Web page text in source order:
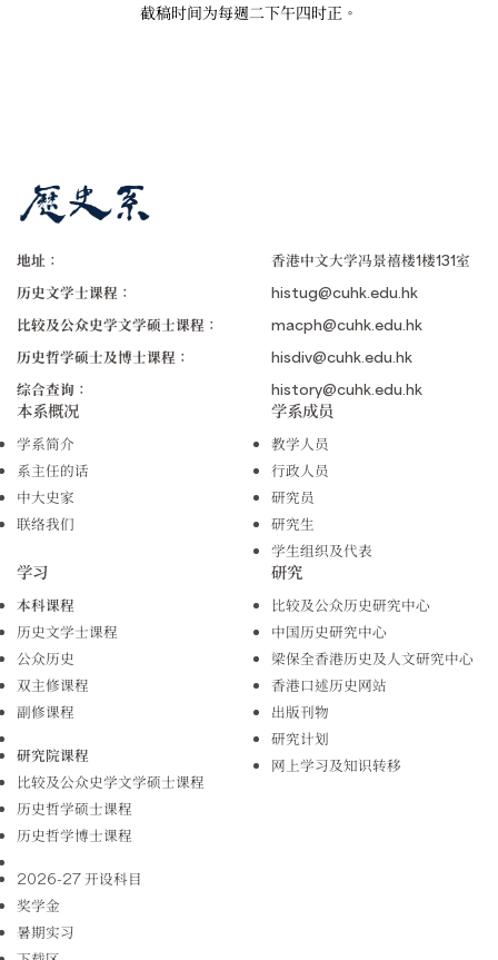
截稿时间为每週二下午四时正。
地址：
香港中文大学冯景禧楼1楼131室
历史文学士课程：
histug@cuhk.edu.hk
比较及公众史学文学硕士课程：
macph@cuhk.edu.hk
历史哲学硕士及博士课程：
hisdiv@cuhk.edu.hk
综合查询：
history@cuhk.edu.hk
本系概况
学系简介
系主任的话
中大史家
联络我们
学系成员
教学人员
行政人员
研究员
研究生
学生组织及代表
学习
本科课程
历史文学士课程
公众历史
双主修课程
副修课程
研究院课程
比较及公众史学文学硕士课程
历史哲学硕士课程
历史哲学博士课程
2026-27 开设科目
奖学金
暑期实习
研究
比较及公众历史研究中心
中国历史研究中心
梁保全香港历史及人文研究中心
香港口述历史网站
出版刊物
研究计划
网上学习及知识转移